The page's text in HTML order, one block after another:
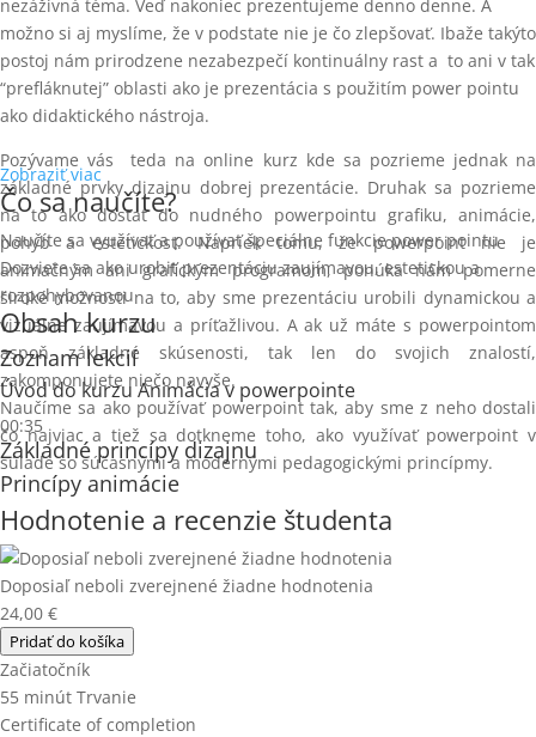
nezáživná téma. Veď nakoniec prezentujeme denno denne. A
možno si aj myslíme, že v podstate nie je čo zlepšovať. Ibaže takýto
postoj nám prirodzene nezabezpečí kontinuálny rast a to ani v tak
“prefláknutej” oblasti ako je prezentácia s použitím power pointu
ako didaktického nástroja.
Pozývame vás teda na online kurz kde sa pozrieme jednak na
základné prvky dizajnu dobrej prezentácie. Druhak sa pozrieme
na to ako dostať do nudného powerpointu grafiku, animácie,
pohyb a estetickosť. Napriek tomu, že powerpoint nie je
animačným ani grafickým programom, ponúka nám pomerne
široké možnosti na to, aby sme prezentáciu urobili dynamickou a
vizuálne zaujímavou a príťažlivou. A ak už máte s powerpointom
aspoň základné skúsenosti, tak len do svojich znalostí,
zakomponujete niečo navyše.
Naučíme sa ako používať powerpoint tak, aby sme z neho dostali
čo najviac a tiež sa dotkneme toho, ako využívať powerpoint v
súlade so súčasnými a modernými pedagogickými princípmy.
Zobraziť viac
Čo sa naučíte?
Naučíte sa využívať a používať špeciálne funkcie power pointu
Dozviete sa ako urobiť prezentáciu zaujímavou, estetickou a
rozpohybovanou
Obsah kurzu
Zoznam lekcií
Úvod do kurzu Animácia v powerpointe
00:35
Základné princípy dizajnu
Princípy animácie
Hodnotenie a recenzie študenta
Doposiaľ neboli zverejnené žiadne hodnotenia
24,00 €
Pridať do košíka
Začiatočník
55 minút Trvanie
Certificate of completion